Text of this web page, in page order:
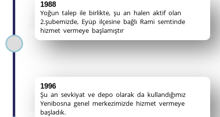
1988
Yoğun talep ile birlikte, şu an halen aktif olan
2.şubemizde, Eyüp ilçesine bağlı Rami semtinde
hizmet vermeye başlamıştır
1996
Şu an sevkiyat ve depo olarak da kullandığımız
Yenibosna genel merkezimizde hizmet vermeye
başladık.